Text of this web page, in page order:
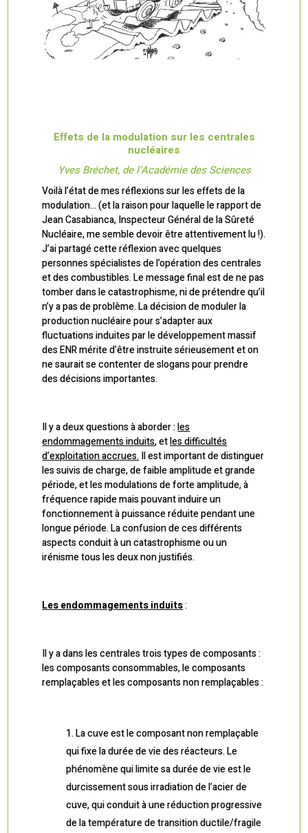
Effets de la modulation sur les centrales
nucléaires
Yves Bréchet, de l’Académie des Sciences
Voilà l’état de mes réflexions sur les effets de la
modulation… (et la raison pour laquelle le rapport de
Jean Casabianca, Inspecteur Général de la Sûreté
Nucléaire, me semble devoir être attentivement lu !).
J’ai partagé cette réflexion avec quelques
personnes spécialistes de l’opération des centrales
et des combustibles. Le message final est de ne pas
tomber dans le catastrophisme, ni de prétendre qu’il
n’y a pas de problème. La décision de moduler la
production nucléaire pour s’adapter aux
fluctuations induites par le développement massif
des ENR mérite d’être instruite sérieusement et on
ne saurait se contenter de slogans pour prendre
des décisions importantes.
Il y a deux questions à aborder :les
endommagements induits, etles difficultés
d’exploitation accrues. Il est important de distinguer
les suivis de charge, de faible amplitude et grande
période, et les modulations de forte amplitude, à
fréquence rapide mais pouvant induire un
fonctionnement à puissance réduite pendant une
longue période. La confusion de ces différents
aspects conduit à un catastrophisme ou un
irénisme tous les deux non justifiés.
Les endommagements induits:
Il y a dans les centrales trois types de composants :
les composants consommables, le composants
remplaçables et les composants non remplaçables :
La cuve est le composant non remplaçable
qui fixe la durée de vie des réacteurs. Le
phénomène qui limite sa durée de vie est le
durcissement sous irradiation de l’acier de
cuve, qui conduit à une réduction progressive
de la température de transition ductile/fragile